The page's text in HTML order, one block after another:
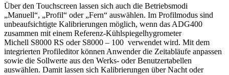
Über den Touchscreen lassen sich auch die Betriebsmodi
„Manuell“, „Profil“ oder „Fern“ auswählen. Im Profilmodus sind
unbeaufsichtigte Kalibrierungen möglich, wenn das ADG400
zusammen mit einem Referenz-Kühlspiegelhygrometer
Michell S8000 RS oder S8000 – 100 verwendet wird. Mit dem
integrierten Profileditor können Anwender die Zeitabläufe anpassen
sowie die Sollwerte aus den Werks- oder Benutzertabellen
auswählen. Damit lassen sich Kalibrierungen über Nacht oder